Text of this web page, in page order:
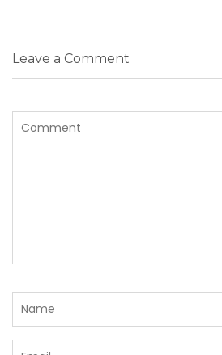
Leave a Comment